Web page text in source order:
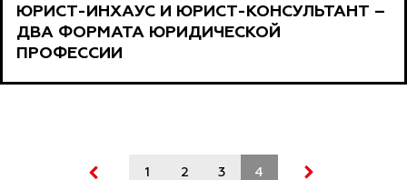
ЮРИСТ-ИНХАУС И ЮРИСТ-КОНСУЛЬТАНТ –
ДВА ФОРМАТА ЮРИДИЧЕСКОЙ
ПРОФЕССИИ
1 2 3 4